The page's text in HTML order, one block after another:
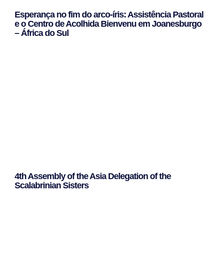
Esperança no fim do arco-íris: Assistência Pastoral
e o Centro de Acolhida Bienvenu em Joanesburgo
– África do Sul
4th Assembly of the Asia Delegation of the
Scalabrinian Sisters